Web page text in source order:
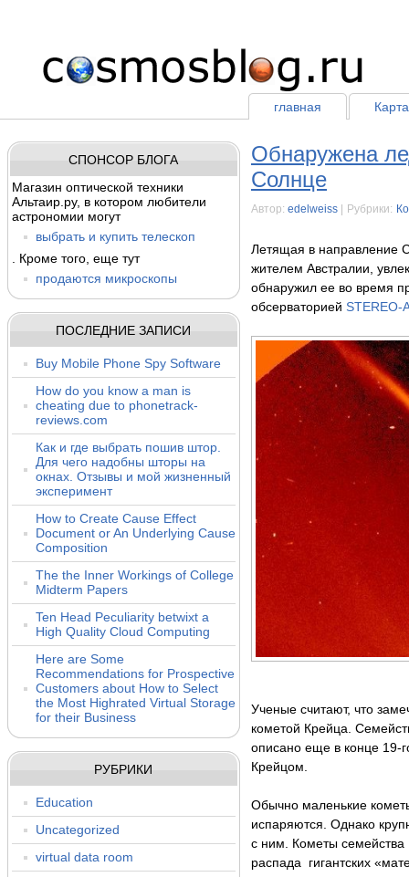
главная
СПОНСОР БЛОГА
Магазин оптической техники
Альтаир.ру, в котором любители
астрономии могут
выбрать и купить телескоп
. Кроме того, еще тут
продаются микроскопы
ПОСЛЕДНИЕ ЗАПИСИ
Buy Mobile Phone Spy Software
How do you know a man is
cheating due to phonetrack-
reviews.com
Как и где выбрать пошив штор.
Для чего надобны шторы на
окнах. Отзывы и мой жизненный
эксперимент
How to Create Cause Effect
Document or An Underlying Cause
Composition
The the Inner Workings of College
Midterm Papers
Ten Head Peculiarity betwixt a
High Quality Cloud Computing
Here are Some
Recommendations for Prospective
Customers about How to Select
the Most Highrated Virtual Storage
for their Business
РУБРИКИ
Education
Uncategorized
virtual data room
Обнаружена
Солнце
Автор: edelweiss Рубрики:
Летящая в направление
жителем Австралии,
обнаружил ее во время
обсерваторией STEREO-
Ученые считают, что
кометой Крейца.
описано еще в конце 19-
Крейцом.
Обычно маленькие
испаряются. Однако
с ним. Кометы семейства
распада гигантских